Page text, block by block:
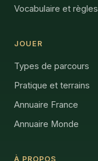
Vocabulaire et règles
JOUER
Types de parcours
Pratique et terrains
Annuaire France
Annuaire Monde
À PROPOS